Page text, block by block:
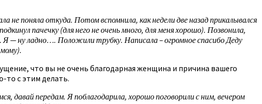
не поняла откуда. Потом вспомнила, как недели две назад прикалывался
пачечку (для него не очень много, для меня хорошо). Позвонила,
— ну ладно…. Положили трубку. Написала – огромное спасибо Деду
что вы не очень благодарная женщина и причина вашего
то с этим делать.
давай передам. Я поблагодарила, хорошо поговорили с ним, вечером